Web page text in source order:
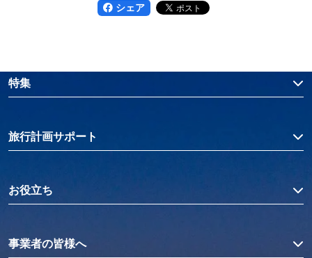
シェア
特集
旅行計画サポート
お役立ち
事業者の皆様へ